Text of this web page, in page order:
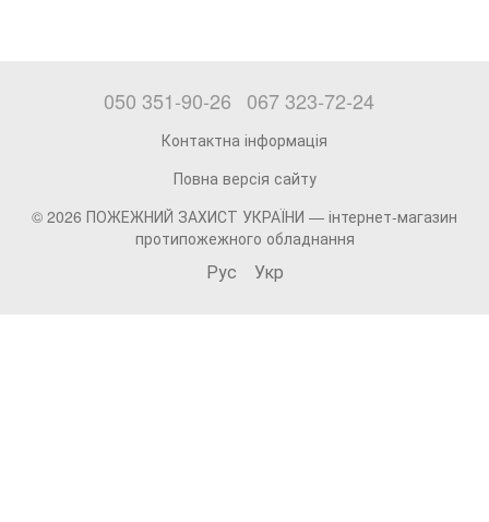
050 351-90-26 067 323-72-24
Контактна інформація
Повна версія сайту
© 2026 ПОЖЕЖНИЙ ЗАХИСТ УКРАЇНИ — інтернет-магазин
протипожежного обладнання
Рус Укр